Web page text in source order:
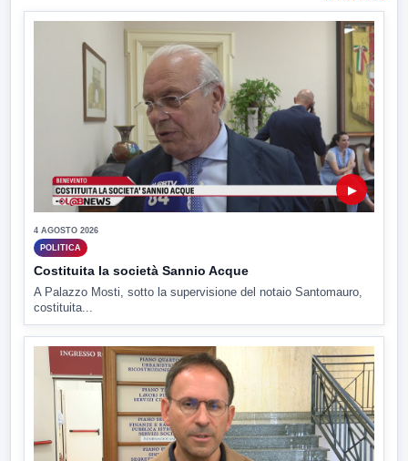
▶
4 AGOSTO 2026
POLITICA
Costituita la società Sannio Acque
A Palazzo Mosti, sotto la supervisione del notaio Santomauro,
costituita...